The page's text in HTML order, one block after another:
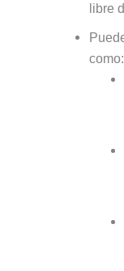
libre
como: